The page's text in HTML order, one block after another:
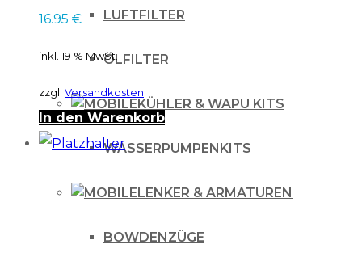
LUFTFILTER
ÖLFILTER
KÜHLER & WAPU KITS
WASSERPUMPENKITS
LENKER & ARMATUREN
BOWDENZÜGE
16.95 €
inkl. 19 % MwSt.
zzgl. Versandkosten
In den Warenkorb